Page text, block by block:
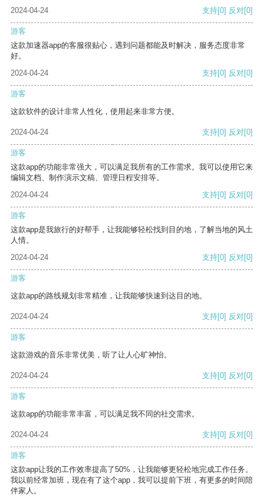
2024-04-24
支持[0] 反对[0]
游客
这款加速器app的客服很贴心，遇到问题都能及时解决，服务态度非常
好。
2024-04-24
支持[0] 反对[0]
游客
这款软件的设计非常人性化，使用起来非常方便。
2024-04-24 支持[0] 反对[0]
游客
这款app的功能非常强大，可以满足我所有的工作需求。我可以使用它来
编辑文档、制作演示文稿、管理日程安排等。
2024-04-24
支持[0] 反对[0]
游客
这款app是我旅行的好帮手，让我能够轻松找到目的地，了解当地的风土
人情。
2024-04-24
支持[0] 反对[0]
游客
这款app的路线规划非常精准，让我能够快速到达目的地。
2024-04-24 支持[0] 反对[0]
游客
这款游戏的音乐非常优美，听了让人心旷神怡。
2024-04-24 支持[0] 反对[0]
游客
这款app的功能非常丰富，可以满足我不同的社交需求。
2024-04-24 支持[0] 反对[0]
游客
这款app让我的工作效率提高了50%，让我能够更轻松地完成工作任务。
我以前经常加班，现在有了这个app，我可以提前下班，有更多的时间陪
伴家人。